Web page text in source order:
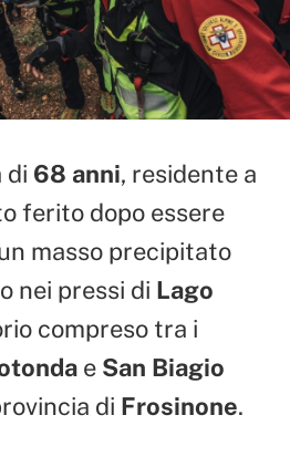
di 68 anni, residente a
ferito dopo essere
masso precipitato
nei pressi di Lago
compreso tra i
e San Biagio
di Frosinone.